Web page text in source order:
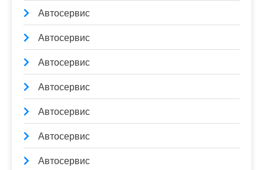
Автосервис
Автосервис
Автосервис
Автосервис
Автосервис
Автосервис
Автосервис